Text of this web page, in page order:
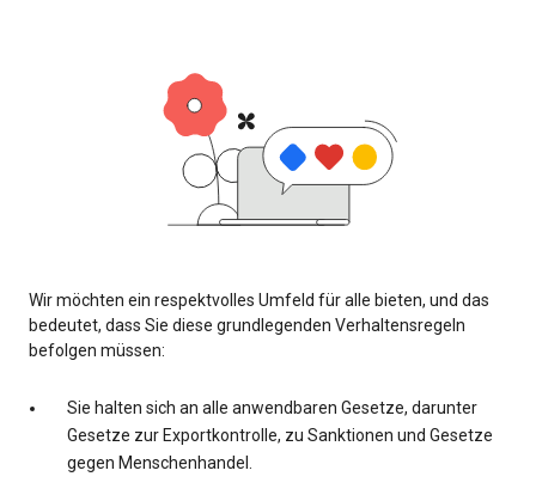
Wir möchten ein respektvolles Umfeld für alle bieten, und das
bedeutet, dass Sie diese grundlegenden Verhaltensregeln
befolgen müssen:
Sie halten sich an alle anwendbaren Gesetze, darunter
Gesetze zur Exportkontrolle, zu Sanktionen und Gesetze
gegen Menschenhandel.